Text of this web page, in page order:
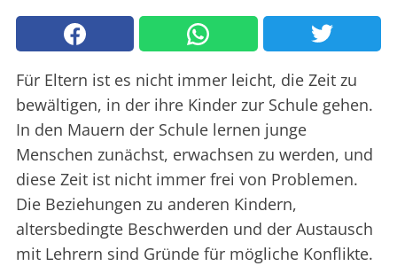
Für Eltern ist es nicht immer leicht, die Zeit zu
bewältigen, in der ihre Kinder zur Schule gehen.
In den Mauern der Schule lernen junge
Menschen zunächst, erwachsen zu werden, und
diese Zeit ist nicht immer frei von Problemen.
Die Beziehungen zu anderen Kindern,
altersbedingte Beschwerden und der Austausch
mit Lehrern sind Gründe für mögliche Konflikte.